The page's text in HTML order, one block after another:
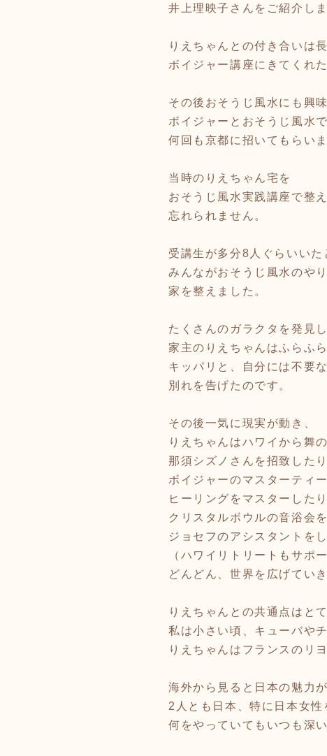
井上理映子さんをご紹介しま
りえちゃんとの付き合いは
ボイジャー講座にきてくれ
その後おそうじ風水にも興
ボイジャーとおそうじ風水で
何回も京都に招いてもらいま
当時のりえちゃん宅を
おそうじ風水実践講座で整
忘れられません。
受講生が多分8人ぐらいいた
みんながおそうじ風水のや
家を整えました。
たくさんのガラクタを発見し
家主のりえちゃんはふらふ
キッパリと、自分には不要
別れを告げたのです。
その後一気に現実が動き、
りえちゃんはハワイから舞
那須シズノさんを招致したり
ボイジャーのマスターティ
ヒーリングをマスターしたり
クリスタルボウルの音浴会
ジョセフのアシスタントを
（ハワイリトリートもサポ
どんどん、世界を広げていき
りえちゃんとの共通点はと
私は小さい頃、キューバや
りえちゃんはフランスのリ
海外から見ると日本の魅力
2人とも日本、特に日本女性
何をやっていてもいつも深